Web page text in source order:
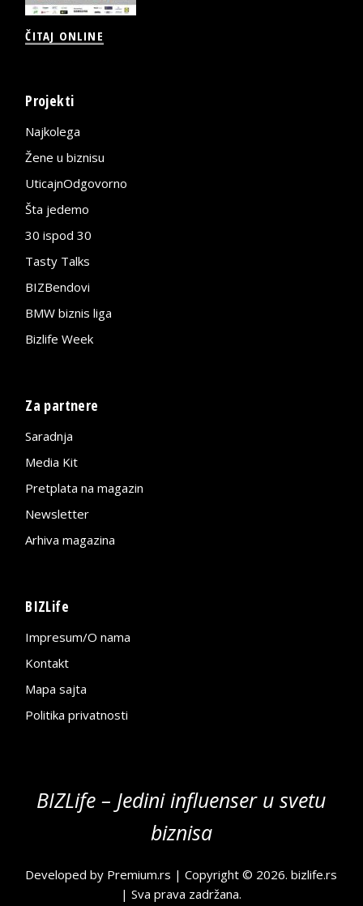
ČITAJ ONLINE
Projekti
Najkolega
Žene u biznisu
UticajnOdgovorno
Šta jedemo
30 ispod 30
Tasty Talks
BIZBendovi
BMW biznis liga
Bizlife Week
Za partnere
Saradnja
Media Kit
Pretplata na magazin
Newsletter
Arhiva magazina
BIZLife
Impresum/O nama
Kontakt
Mapa sajta
Politika privatnosti
BIZLife – Jedini influenser u svetu
biznisa
Developed by Premium.rs | Copyright © 2026.bizlife.rs
| Sva prava zadržana.